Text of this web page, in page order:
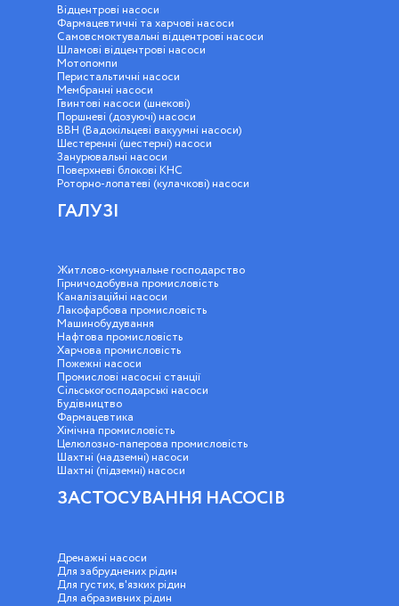
Відцентрові насоси
Фармацевтичні та харчові насоси
Самовсмоктувальні відцентрові насоси
Шламові відцентрові насоси
Мотопомпи
Перистальтичні насоси
Мембранні насоси
Гвинтові насоси (шнекові)
Поршневі (дозуючі) насоси
ВВН (Вадокільцеві вакуумні насоси)
Шестеренні (шестерні) насоси
Занурювальні насоси
Поверхневі блокові КНС
Роторно-лопатеві (кулачкові) насоси
ГАЛУЗІ
Житлово-комунальне господарство
Гірничодобувна промисловість
Каналізаційні насоси
Лакофарбова промисловість
Машинобудування
Нафтова промисловість
Харчова промисловість
Пожежні насоси
Промислові насосні станції
Сільськогосподарські насоси
Будівництво
Фармацевтика
Хімічна промисловість
Целюлозно-паперова промисловість
Шахтні (надземні) насоси
Шахтні (підземні) насоси
ЗАСТОСУВАННЯ НАСОСІВ
Дренажні насоси
Для забруднених рідин
Для густих, в'язких рідин
Для абразивних рідин